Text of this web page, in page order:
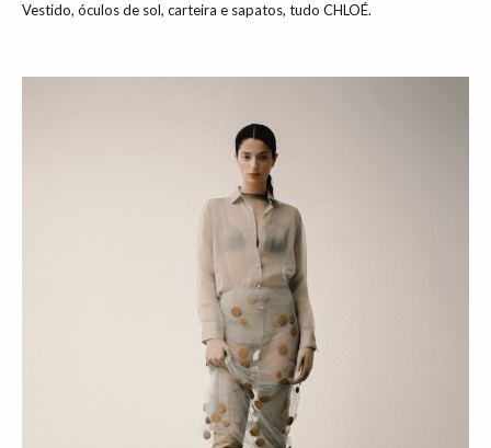
Vestido, óculos de sol, carteira e sapatos, tudo CHLOÉ.